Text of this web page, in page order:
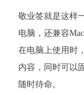
敬业签就是这样
电脑，还兼容Mac
在电脑上使用时
内容，同时可以
随时待命。